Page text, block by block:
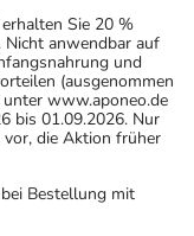
Sie 20 %
anwendbar auf
und
(ausgenommen
www.aponeo.de
bis 01.09.2026. Nur
die Aktion früher
Bestellung mit